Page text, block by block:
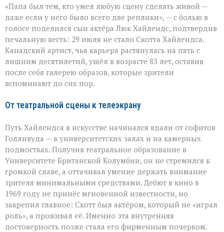
умел
делать
второстепенное
незабываемым»:
ушёл
Скотт
Хайлендс
«Папа был тем, кто умел любую сцену сделать живой —
даже если у него было всего две реплики», — с болью в
голосе поделился сын актёра Люк Хайлендс, подтвердив
печальную весть: 29 июля не стало Скотта Хайлендса.
Канадский артист, чья карьера растянулась на пять с
лишним десятилетий, ушёл в возрасте 83 лет, оставив
после себя галерею образов, которые зрители
вспоминают до сих пор.
От театральной сцены к телеэкрану
Путь Хайлендса в искусстве начинался вдали от софитов
Голливуда — в университетских залах и на камерных
подмостках. Получив театральное образование в
Университете Британской Колумбии, он не стремился к
громкой славе, а оттачивал умение держать внимание
зрителя минимальными средствами. Дебют в кино в
1969 году не принёс мгновенной известности, но
закрепил главное: Скотт был актёром, который не «играл
роль», а проживал её. Именно эта внутренняя
достоверность позже стала его фирменным почерком.